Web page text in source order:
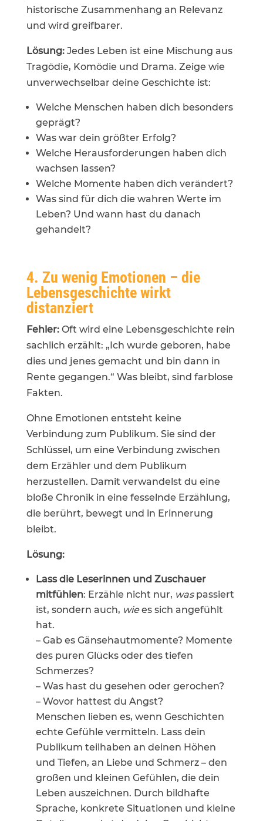
historische Zusammenhang an Relevanz
und wird greifbarer.
Lösung:Jedes Leben ist eine Mischung aus
Tragödie, Komödie und Drama. Zeige wie
unverwechselbar deine Geschichte ist:
Welche Menschen haben dich besonders
geprägt?
Was war dein größter Erfolg?
Welche Herausforderungen haben dich
wachsen lassen?
Welche Momente haben dich verändert?
Was sind für dich die wahren Werte im
Leben? Und wann hast du danach
gehandelt?
4. Zu wenig Emotionen – die
Lebensgeschichte wirkt
distanziert
Fehler: Oft wird eine Lebensgeschichte rein
sachlich erzählt: „Ich wurde geboren, habe
dies und jenes gemacht und bin dann in
Rente gegangen.“ Was bleibt, sind farblose
Fakten.
Ohne Emotionen entsteht keine
Verbindung zum Publikum. Sie sind der
Schlüssel, um eine Verbindung zwischen
dem Erzähler und dem Publikum
herzustellen. Damit verwandelst du eine
bloße Chronik in eine fesselnde Erzählung,
die berührt, bewegt und in Erinnerung
bleibt.
Lösung:
Lass die Leserinnen und Zuschauer
mitfühlen: Erzähle nicht nur, waspassiert
ist, sondern auch, wiees sich angefühlt
hat.
– Gab es Gänsehautmomente? Momente
des puren Glücks oder des tiefen
Schmerzes?
– Was hast du gesehen oder gerochen?
– Wovor hattest du Angst?
Menschen lieben es, wenn Geschichten
echte Gefühle vermitteln. Lass dein
Publikum teilhaben an deinen Höhen
und Tiefen, an Liebe und Schmerz – den
großen und kleinen Gefühlen, die dein
Leben auszeichnen. Durch bildhafte
Sprache, konkrete Situationen und kleine